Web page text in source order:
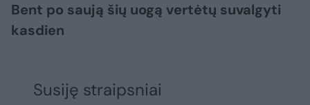
Bent po saują šių uogą vertėtų suvalgyti
kasdien
Susiję straipsniai